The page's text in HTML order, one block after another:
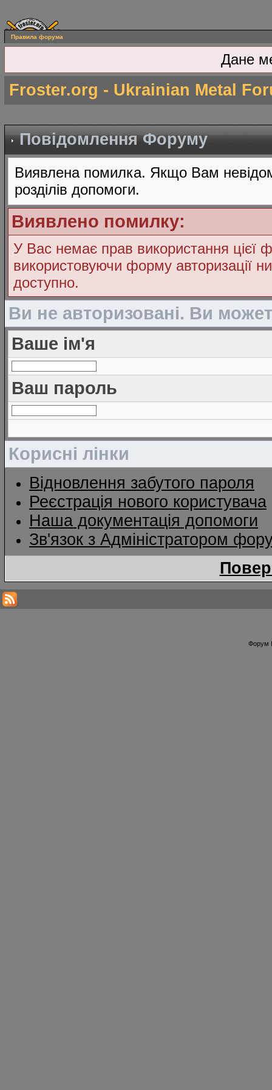
Правила форума
Дане
Froster.org - Ukrainian Metal
Повідомлення Форуму
Виявлена помилка. Якщо Вам
розділів допомоги.
Виявлено помилку:
У Вас немає прав використання цієї
використовуючи форму авторизації
доступно.
Ви не авторизовані. Ви
Ваше ім'я
Ваш пароль
Корисні лінки
Відновлення забутого пароля
Реєстрація нового користувача
Наша документація допомоги
Зв'язок з Адміністратором
Форум